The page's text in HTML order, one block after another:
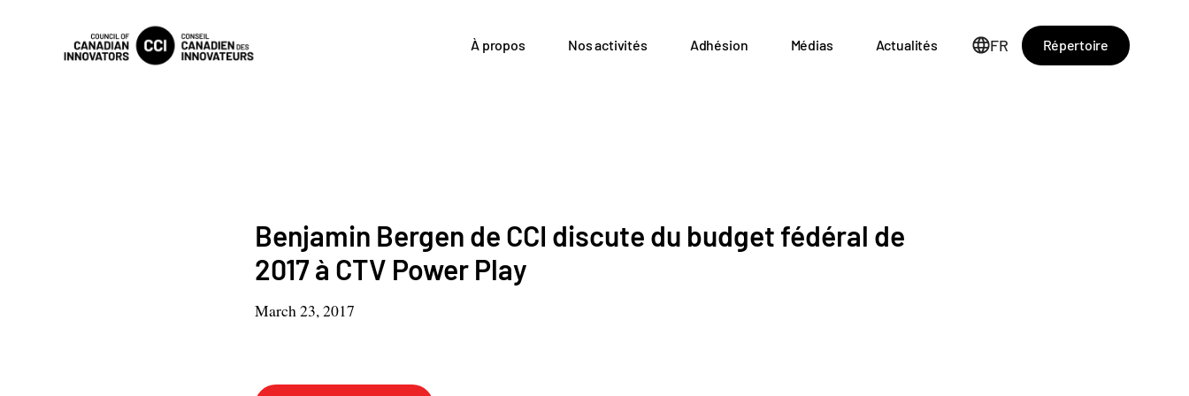
À propos Nos activités Adhésion Médias Actualités FR Répertoire
Benjamin Bergen de CCI discute du budget fédéral de
2017 à CTV Power Play
March 23, 2017